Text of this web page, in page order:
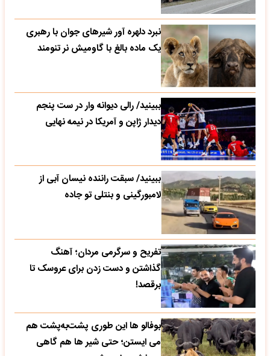
نبرد دلهره آور شیرهای جوان با رهبری
یک ماده بالغ با گاومیش نر تنومند
ببینید/ رالی دیوانه وار در ست پنجم
دیدار ژاپن و آمریکا در نیمه نهایی
ببینید/ سبقت راننده نیسان آبی از
لامبورگینی و بنتلی تو جاده
تفریح و سرگرمی مردان؛ آهنگ
گذاشتن و دست زدن برای عروسک تا
برقصد!
بوفالو ها این‌ طوری پشت‌به‌پشت هم
می‌ ایستن؛ حتی شیر ها هم گاهی